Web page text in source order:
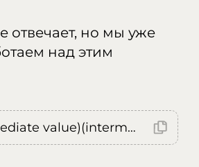
отвечает, но мы уже
над этим
Error: (intermediate value)(intermediate value)(intermediate value).replaceAll is not a function